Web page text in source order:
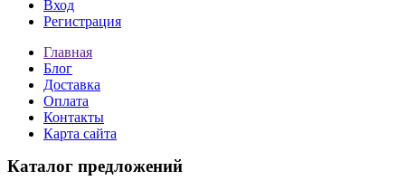
Вход
Регистрация
Главная
Блог
Доставка
Оплата
Контакты
Карта сайта
Каталог предложений